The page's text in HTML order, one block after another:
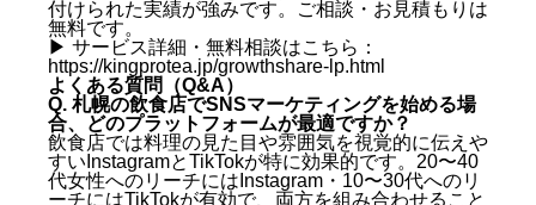
付けられた実績が強みです。ご相談・お見積もりは
無料です。
▶ サービス詳細・無料相談はこちら：
https://kingprotea.jp/growthshare-lp.html
よくある質問（Q&A）
Q. 札幌の飲食店でSNSマーケティングを始める場
合、どのプラットフォームが最適ですか？
飲食店では料理の見た目や雰囲気を視覚的に伝えや
すいInstagramとTikTokが特に効果的です。20〜40
代女性へのリーチにはInstagram・10〜30代へのリ
ーチにはTikTokが有効で、両方を組み合わせること